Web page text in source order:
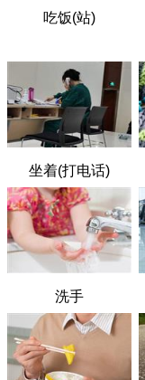
吃饭(站)
坐着(打电话)
洗手